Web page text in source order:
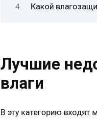
Какой
Лучшие
влаги
В эту категорию входят